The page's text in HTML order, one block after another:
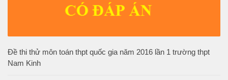
Đề thi thử môn toán thpt quốc gia năm 2016 lần 1 trường thpt
Nam Kinh